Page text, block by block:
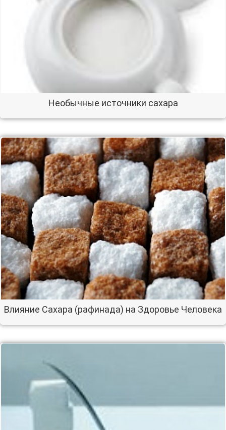
Необычные источники сахара
Влияние Сахара (рафинада) на Здоровье Человека